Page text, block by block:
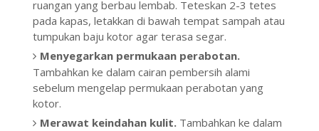
ruangan yang berbau lembab. Teteskan 2-3 tetes
pada kapas, letakkan di bawah tempat sampah atau
tumpukan baju kotor agar terasa segar.
Menyegarkan permukaan perabotan.
Tambahkan ke dalam cairan pembersih alami
sebelum mengelap permukaan perabotan yang
kotor.
Merawat keindahan kulit. Tambahkan ke dalam